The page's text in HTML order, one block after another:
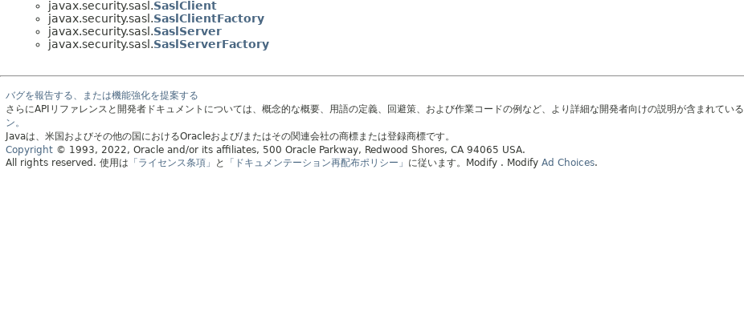
javax.security.sasl.SaslClient
javax.security.sasl.SaslClientFactory
javax.security.sasl.SaslServer
javax.security.sasl.SaslServerFactory
バグを報告する、または機能強化を提案する
さらにAPIリファレンスと開発者ドキュメントについては、概念的な概要、用語の定義、回避策、および作業コードの例など、より詳細な開発者向けの説明が含まれている
ン。
Javaは、米国およびその他の国におけるOracleおよび/またはその関連会社の商標または登録商標です。
Copyright © 1993, 2022, Oracle and/or its affiliates, 500 Oracle Parkway, Redwood Shores, CA 94065 USA.
All rights reserved. 使用は 「ライセンス条項」 と 「ドキュメンテーション再配布ポリシー」 に従います。 Modify . Modify Ad Choices.